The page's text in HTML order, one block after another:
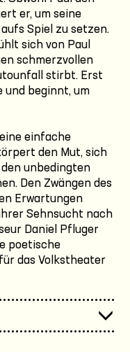
er, um seine
Spiel zu setzen.
sich von Paul
schmerzvollen
stirbt. Erst
und beginnt, um
einfache
den Mut, sich
unbedingten
Den Zwängen des
Erwartungen
Sehnsucht nach
Daniel Pfluger
poetische
das Volkstheater